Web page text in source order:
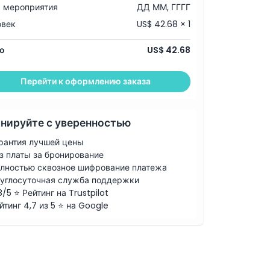
мероприятия
ДД ММ, ГГГГ
US$ 42.68 × 1
US$ 42.68
Перейти к оформлению заказа
с уверенностью
лучшей цены
платы за бронирование
сквозное шифрование платежа
служба поддержки
5 ⭐ Рейтинг на Trustpilot
4,7 из 5 ⭐ на Google